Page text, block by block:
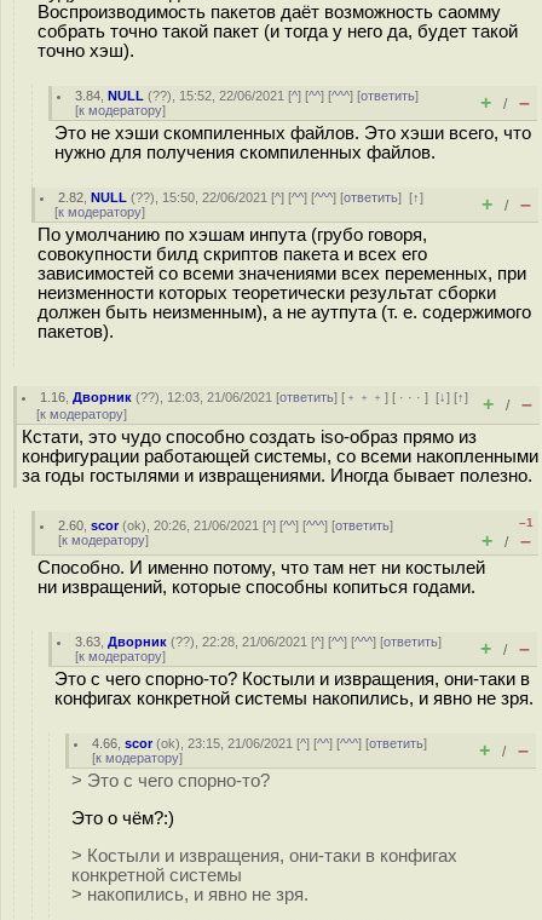
Воспроизводимость пакетов даёт возможность саомму
собрать точно такой пакет (и тогда у него да, будет такой
точно хэш).
3.84 ,NULL (??), 15:52, 22/06/2021 [^] [^^] [^^^] [ответить]
[к модератору] + / –
Это не хэши скомпиленных файлов. Это хэши всего, что
нужно для получения скомпиленных файлов.
2.82 ,NULL (??), 15:50, 22/06/2021 [^] [^^] [^^^] [ответить][↑]
[к модератору] + / –
По умолчанию по хэшам инпута (грубо говоря,
совокупности билд скриптов пакета и всех его
зависимостей со всеми значениями всех переменных, при
неизменности которых теоретически результат сборки
должен быть неизменным), а не аутпута (т. е. содержимого
пакетов).
1.16 ,Дворник (??), 12:03, 21/06/2021 [ответить] [ ﹢﹢﹢] [ · · ·][↓] [↑]
[к модератору] + / –
Кстати, это чудо способно создать iso-образ прямо из
конфигурации работающей системы, со всеми накопленными
за годы гостылями и извращениями. Иногда бывает полезно.
2.60 ,scor(ok), 20:26, 21/06/2021 [^] [^^] [^^^] [ответить]
[к модератору]
–1
+ / –
Способно. И именно потому, что там нет ни костылей
ни извращений, которые способны копиться годами.
3.63 ,Дворник (??), 22:28, 21/06/2021 [^] [^^] [^^^] [ответить]
[к модератору] + / –
Это с чего спорно-то? Костыли и извращения, они-таки в
конфигах конкретной системы накопились, и явно не зря.
4.66 ,scor(ok), 23:15, 21/06/2021 [^] [^^] [^^^] [ответить]
[к модератору] + / –
> Это с чего спорно-то?
Это о чём?:)
> Костыли и извращения, они-таки в конфигах
конкретной системы
> накопились, и явно не зря.